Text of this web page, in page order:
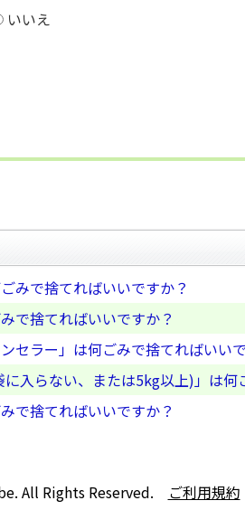
いいえ
みで捨てればいいですか？
で捨てればいいですか？
ンセラー」は何ごみで捨てればいい
に入らない、または5kg以上)」は
で捨てればいいですか？
All Rights Reserved. ご利用規約